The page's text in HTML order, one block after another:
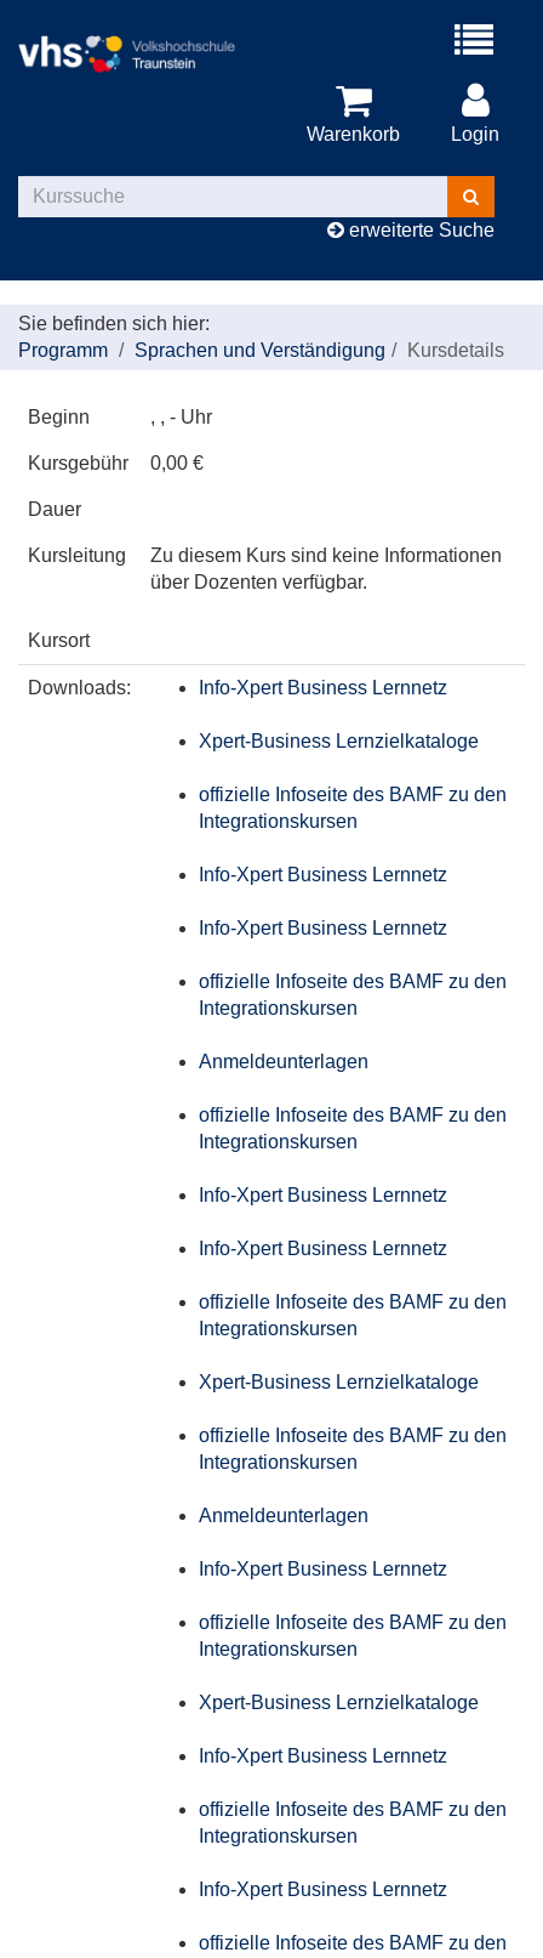
Menü
Warenkorb Login
Kurse
suchen
erweiterte Suche
Sie befinden sich hier:
Programm
Sprachen und Verständigung Kursdetails
Beginn , , - Uhr
Kursgebühr 0,00 €
Dauer
Kursleitung
Zu diesem Kurs sind keine Informationen
über Dozenten verfügbar.
Kursort
Downloads: Info-Xpert Business Lernnetz
Xpert-Business Lernzielkataloge
offizielle Infoseite des BAMF zu den
Integrationskursen
Info-Xpert Business Lernnetz
Info-Xpert Business Lernnetz
offizielle Infoseite des BAMF zu den
Integrationskursen
Anmeldeunterlagen
offizielle Infoseite des BAMF zu den
Integrationskursen
Info-Xpert Business Lernnetz
Info-Xpert Business Lernnetz
offizielle Infoseite des BAMF zu den
Integrationskursen
Xpert-Business Lernzielkataloge
offizielle Infoseite des BAMF zu den
Integrationskursen
Anmeldeunterlagen
Info-Xpert Business Lernnetz
offizielle Infoseite des BAMF zu den
Integrationskursen
Xpert-Business Lernzielkataloge
Info-Xpert Business Lernnetz
offizielle Infoseite des BAMF zu den
Integrationskursen
Info-Xpert Business Lernnetz
offizielle Infoseite des BAMF zu den